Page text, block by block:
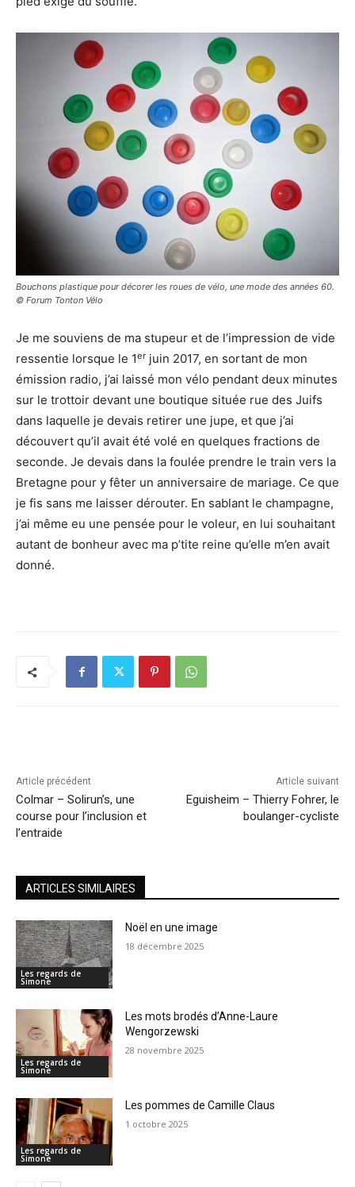
Bouchons plastique pour décorer les roues de vélo, une mode des années 60.
© Forum Tonton Vélo
Je me souviens de ma stupeur et de l’impression de vide
ressentie lorsque le 1er juin 2017, en sortant de mon
émission radio, j’ai laissé mon vélo pendant deux minutes
sur le trottoir devant une boutique située rue des Juifs
dans laquelle je devais retirer une jupe, et que j’ai
découvert qu’il avait été volé en quelques fractions de
seconde. Je devais dans la foulée prendre le train vers la
Bretagne pour y fêter un anniversaire de mariage. Ce que
je fis sans me laisser dérouter. En sablant le champagne,
j’ai même eu une pensée pour le voleur, en lui souhaitant
autant de bonheur avec ma p’tite reine qu’elle m’en avait
donné.
Article précédent
Colmar – Solirun’s, une
course pour l’inclusion et
l’entraide
Article suivant
Eguisheim – Thierry Fohrer, le
boulanger-cycliste
ARTICLES SIMILAIRES
Les regards de
Simone
Noël en une image
18 décembre 2025
Les regards de
Simone
Les mots brodés d’Anne-Laure
Wengorzewski
28 novembre 2025
Les regards de
Simone
Les pommes de Camille Claus
1 octobre 2025